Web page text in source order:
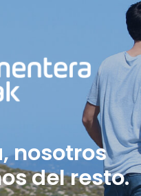
nosotros
del resto.